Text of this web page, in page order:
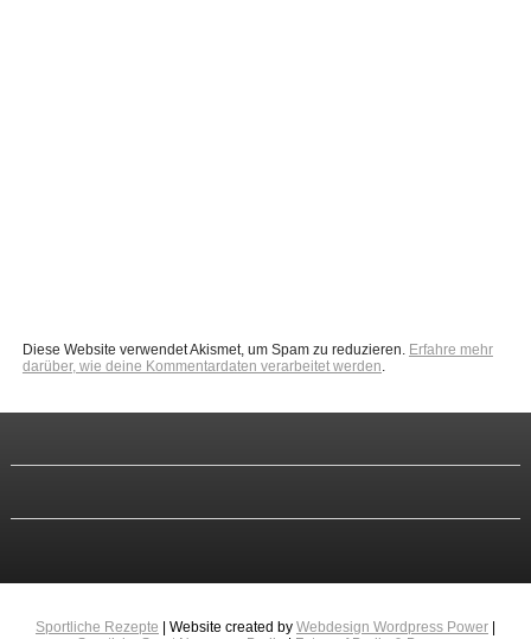
Diese Website verwendet Akismet, um Spam zu reduzieren. Erfahre mehr
darüber, wie deine Kommentardaten verarbeitet werden.
Sportliche Rezepte | Website created by Webdesign Wordpress Power|